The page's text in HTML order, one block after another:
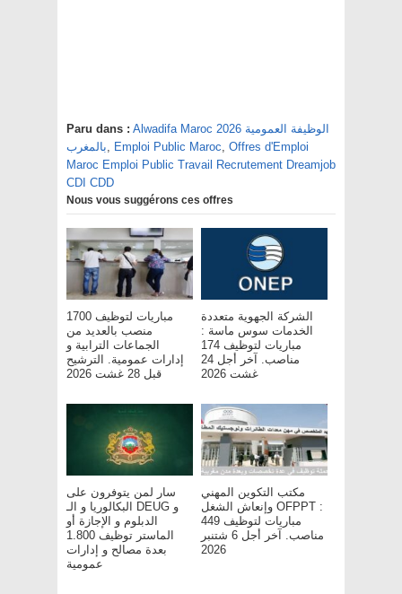
Paru dans : Alwadifa Maroc 2026 الوظيفة العمومية
بالمغرب, Emploi Public Maroc, Offres d'Emploi
Maroc Emploi Public Travail Recrutement Dreamjob
CDI CDD
Nous vous suggérons ces offres
مباريات لتوظيف 1700
منصب بالعديد من
الجماعات الترابية و
إدارات عمومية. الترشيح
قبل 28 غشت 2026
الشركة الجهوية متعددة
الخدمات سوس ماسة :
مباريات لتوظيف 174
مناصب. آخر أجل 24
غشت 2026
سار لمن يتوفرون على
البكالوريا و الـ DEUG و
الدبلوم و الإجازة أو
الماستر توظيف 1.800
بعدة مصالح و إدارات
عمومية
مكتب التكوين المهني
وإنعاش الشغل OFPPT :
مباريات لتوظيف 449
مناصب. آخر أجل 6 شتنبر
2026